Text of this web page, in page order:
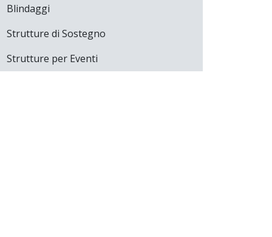
Blindaggi
Strutture di Sostegno
Strutture per Eventi